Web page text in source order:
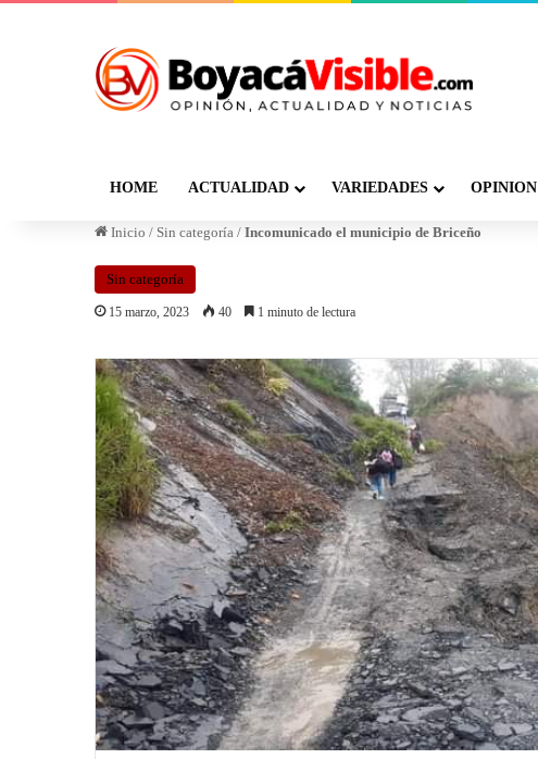
HOME ACTUALIDAD VARIEDADES OPINION
Inicio / Sin categoría / Incomunicado el municipio de Briceño
Sin categoría
15 marzo, 2023 40 1 minuto de lectura